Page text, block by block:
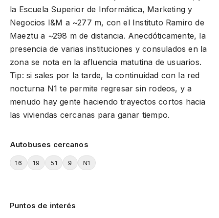
la Escuela Superior de Informática, Marketing y
Negocios I&M a ~277 m, con el Instituto Ramiro de
Maeztu a ~298 m de distancia. Anecdóticamente, la
presencia de varias instituciones y consulados en la
zona se nota en la afluencia matutina de usuarios.
Tip: si sales por la tarde, la continuidad con la red
nocturna N1 te permite regresar sin rodeos, y a
menudo hay gente haciendo trayectos cortos hacia
las viviendas cercanas para ganar tiempo.
Autobuses cercanos
16 19 51 9 N1
Puntos de interés